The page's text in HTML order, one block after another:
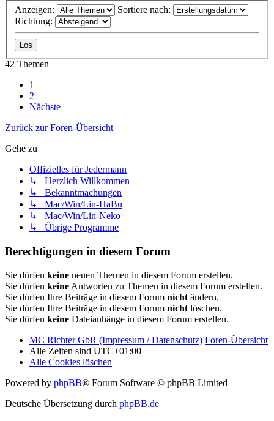
Anzeigen:
Sortiere nach:
Richtung:
42 Themen
1
2
Nächste
Zurück zur Foren-Übersicht
Gehe zu
Offizielles für Jedermann
↳ Herzlich Willkommen
↳ Bekanntmachungen
↳ Mac/Win/Lin-HaBu
↳ Mac/Win/Lin-Neko
↳ Übrige Programme
Berechtigungen in diesem Forum
Sie dürfen keine neuen Themen in diesem Forum erstellen.
Sie dürfen keine Antworten zu Themen in diesem Forum erstellen.
Sie dürfen Ihre Beiträge in diesem Forum nicht ändern.
Sie dürfen Ihre Beiträge in diesem Forum nicht löschen.
Sie dürfen keine Dateianhänge in diesem Forum erstellen.
MC Richter GbR (Impressum / Datenschutz) Foren-Übersicht
Alle Zeiten sind UTC+01:00
Alle Cookies löschen
Powered by phpBB® Forum Software © phpBB Limited
Deutsche Übersetzung durch phpBB.de